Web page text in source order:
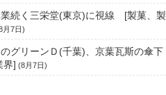
続く三栄堂(東京)に視線 [製菓、製
月7日)
のグリーンＤ(千葉)、京葉瓦斯の傘下
] (8月7日)